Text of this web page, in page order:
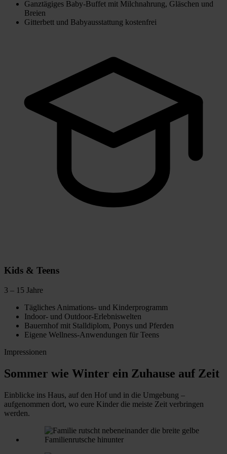
Ganztägiges Baby-Buffet mit Milchnahrung, Gläschen und
Breien
Gitterbett und Babyausstattung kostenfrei
Kids & Teens
3 – 15 Jahre
Tägliches Animations- und Kinderprogramm
Indoor- und Outdoor-Erlebniswelten
Bauernhof mit Stalldiplom, Ponys und Pferden
Eigene Wellness-Anwendungen für Teens
Impressionen
Sommer wie Winter ein Zuhause auf Zeit
Einblicke ins Haus, auf den Hof und in die Umgebung –
aufgenommen dort, wo eure Kinder die meiste Zeit verbringen
werden.